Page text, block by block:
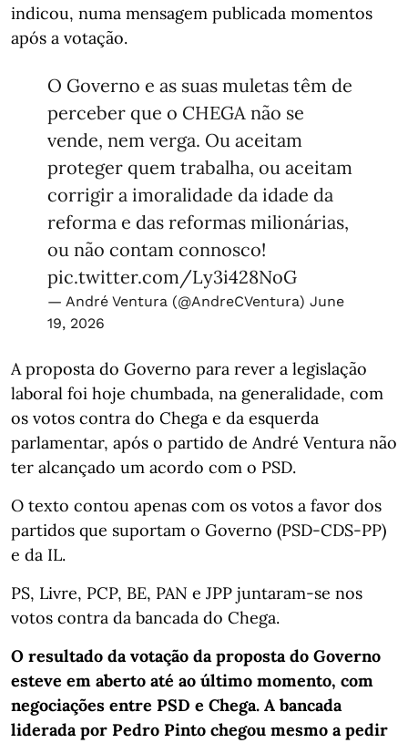
indicou, numa mensagem publicada momentos
após a votação.
O Governo e as suas muletas têm de
perceber que o CHEGA não se
vende, nem verga. Ou aceitam
proteger quem trabalha, ou aceitam
corrigir a imoralidade da idade da
reforma e das reformas milionárias,
ou não contam connosco!
pic.twitter.com/Ly3i428NoG
— André Ventura (@AndreCVentura) June
19, 2026
A proposta do Governo para rever a legislação
laboral foi hoje chumbada, na generalidade, com
os votos contra do Chega e da esquerda
parlamentar, após o partido de André Ventura não
ter alcançado um acordo com o PSD.
O texto contou apenas com os votos a favor dos
partidos que suportam o Governo (PSD-CDS-PP)
e da IL.
PS, Livre, PCP, BE, PAN e JPP juntaram-se nos
votos contra da bancada do Chega.
O resultado da votação da proposta do Governo
esteve em aberto até ao último momento, com
negociações entre PSD e Chega. A bancada
liderada por Pedro Pinto chegou mesmo a pedir